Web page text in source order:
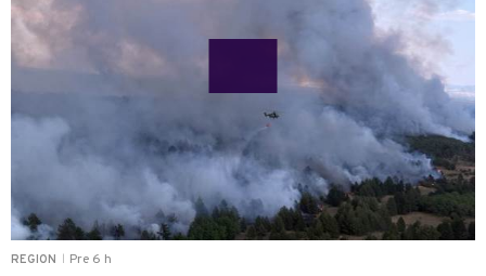
REGION Pre 6 h